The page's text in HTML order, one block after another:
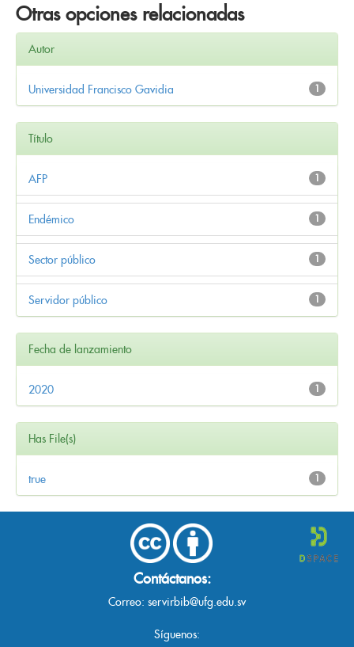
Otras opciones relacionadas
Autor
1
Universidad Francisco Gavidia
Título
1
AFP
1
Endémico
1
Sector público
1
Servidor público
Fecha de lanzamiento
1
2020
Has File(s)
1
true
Contáctanos:
Correo: servirbib@ufg.edu.sv
Síguenos: